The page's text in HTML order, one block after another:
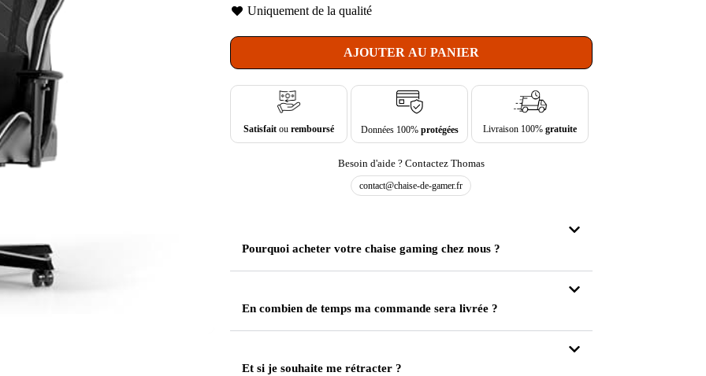
Uniquement de la qualité
AJOUTER AU PANIER
Satisfait ouremboursé Données 100% protégées Livraison 100%gratuite
Besoin d'aide ? Contactez Thomas
contact@chaise-de-gamer.fr
Pourquoi acheter votre chaise gaming chez nous ?
En combien de temps ma commande sera livrée ?
Et si je souhaite me rétracter ?